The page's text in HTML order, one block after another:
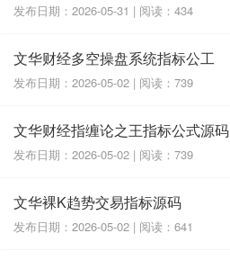
发布日期：2026-05-31 | 阅读：434
文华财经多空操盘系统指标公工
发布日期：2026-05-02 | 阅读：739
文华财经指缠论之王指标公式源码
发布日期：2026-05-02 | 阅读：739
文华裸K趋势交易指标源码
发布日期：2026-05-02 | 阅读：641